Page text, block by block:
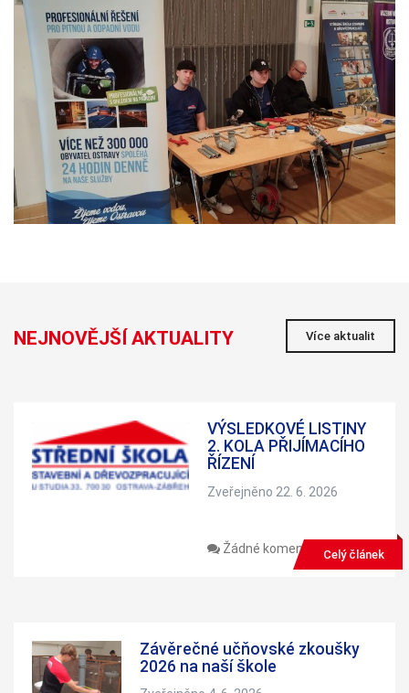
NEJNOVĚJŠÍ AKTUALITY Více aktualit
VÝSLEDKOVÉ LISTINY
2. KOLA PŘIJÍMACÍHO
ŘÍZENÍ
Zveřejněno 22. 6. 2026
Žádné komentářeCelý článek
Závěrečné učňovské zkoušky
2026 na naší škole